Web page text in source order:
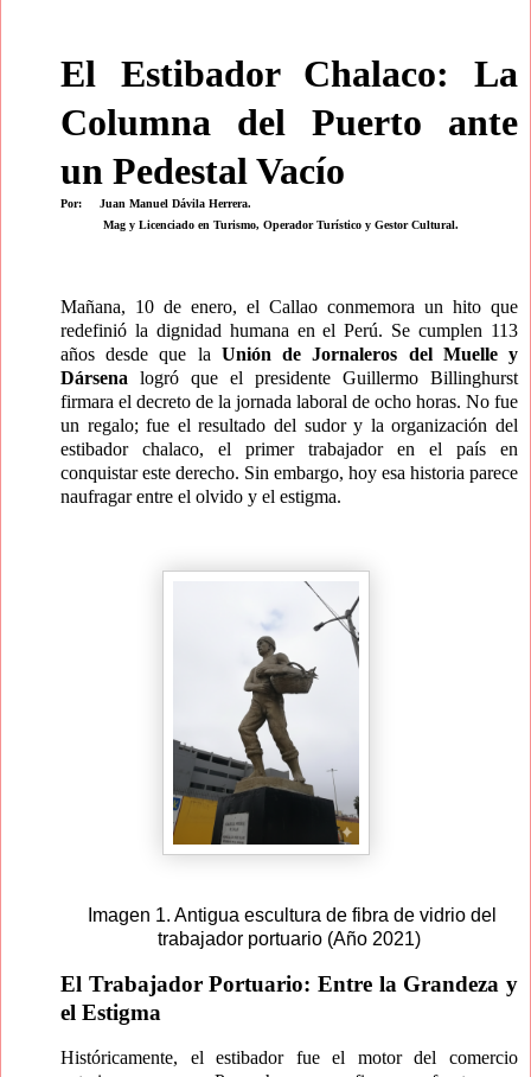
El Estibador Chalaco: La
Columna del Puerto ante
un Pedestal Vacío
Por: Juan Manuel Dávila Herrera.
Mag y Licenciado en Turismo, Operador Turístico y Gestor Cultural.
Mañana, 10 de enero, el Callao conmemora un hito que
redefinió la dignidad humana en el Perú. Se cumplen 113
años desde que la Unión de Jornaleros del Muelle y
Dársena logró que el presidente Guillermo Billinghurst
firmara el decreto de la jornada laboral de ocho horas. No fue
un regalo; fue el resultado del sudor y la organización del
estibador chalaco, el primer trabajador en el país en
conquistar este derecho. Sin embargo, hoy esa historia parece
naufragar entre el olvido y el estigma.
Imagen 1. Antigua escultura de fibra de vidrio del
trabajador portuario (Año 2021)
El Trabajador Portuario: Entre la Grandeza y
el Estigma
Históricamente, el estibador fue el motor del comercio